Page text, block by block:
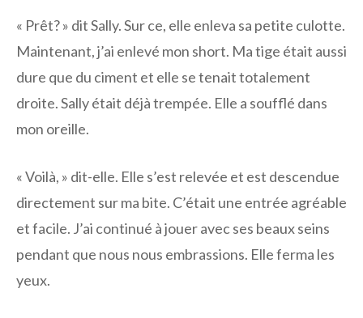
« Prêt? » dit Sally. Sur ce, elle enleva sa petite culotte.
Maintenant, j’ai enlevé mon short. Ma tige était aussi
dure que du ciment et elle se tenait totalement
droite. Sally était déjà trempée. Elle a soufflé dans
mon oreille.
« Voilà, » dit-elle. Elle s’est relevée et est descendue
directement sur ma bite. C’était une entrée agréable
et facile. J’ai continué à jouer avec ses beaux seins
pendant que nous nous embrassions. Elle ferma les
yeux.